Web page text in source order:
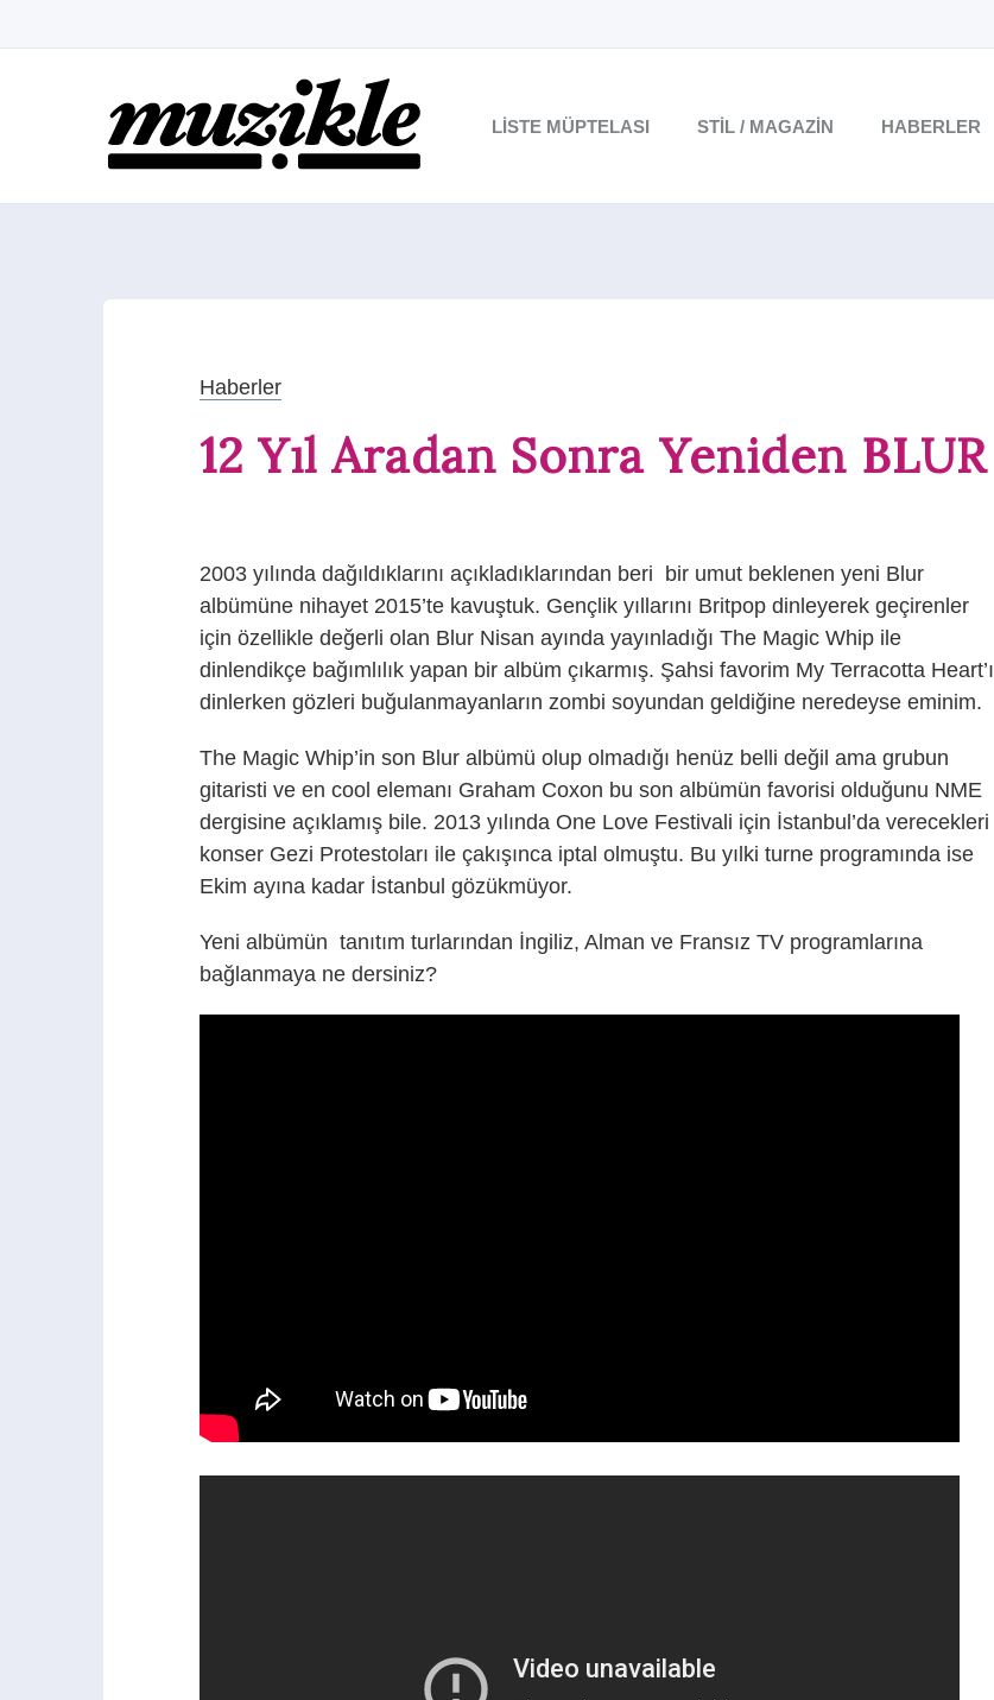
LISTE MÜPTELASI STIL / MAGAZIN HABERLER
Haberler
12 Yıl Aradan Sonra Yeniden BLUR
2003 yılında dağıldıklarını açıkladıklarından beri bir umut beklenen yeni Blur
albümüne nihayet 2015’te kavuştuk. Gençlik yıllarını Britpop dinleyerek geçirenler
için özellikle değerli olan Blur Nisan ayında yayınladığı The Magic Whip ile
dinlendikçe bağımlılık yapan bir albüm çıkarmış. Şahsi favorim My Terracotta Heart’ı
dinlerken gözleri buğulanmayanların zombi soyundan geldiğine neredeyse eminim.
The Magic Whip’in son Blur albümü olup olmadığı henüz belli değil ama grubun
gitaristi ve en cool elemanı Graham Coxon bu son albümün favorisi olduğunu NME
dergisine açıklamış bile. 2013 yılında One Love Festivali için İstanbul’da verecekleri
konser Gezi Protestoları ile çakışınca iptal olmuştu. Bu yılki turne programında ise
Ekim ayına kadar İstanbul gözükmüyor.
Yeni albümün tanıtım turlarından İngiliz, Alman ve Fransız TV programlarına
bağlanmaya ne dersiniz?